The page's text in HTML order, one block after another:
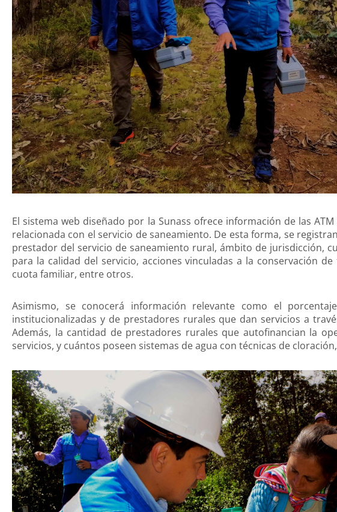
El sistema web diseñado por la Sunass ofrece información de las
relacionada con el servicio de saneamiento. De esta forma, se
prestador del servicio de saneamiento rural, ámbito de jurisdicción,
para la calidad del servicio, acciones vinculadas a la conservación
cuota familiar, entre otros.
Asimismo, se conocerá información relevante como el
institucionalizadas y de prestadores rurales que dan servicios a
Además, la cantidad de prestadores rurales que autofinancian la
servicios, y cuántos poseen sistemas de agua con técnicas de